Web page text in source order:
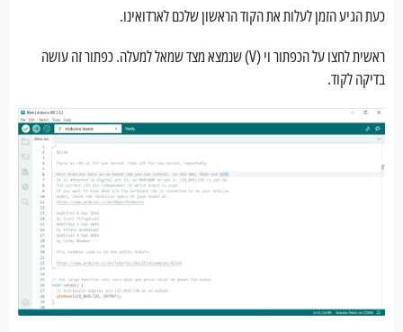
כעת הגיע הזמן לעלות את הקוד הראשון שלכם לארדואינו.
ראשית לחצו על הכפתור וי (V) שנמצא מצד שמאל למעלה. כפתור זה עושה
בדיקה לקוד.